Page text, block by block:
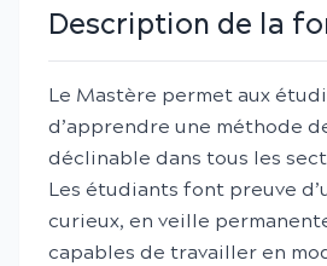
Description de la
Le Mastère permet aux
d’apprendre une méthode
déclinable dans tous les
Les étudiants font preuve
curieux, en veille
capables de travailler en